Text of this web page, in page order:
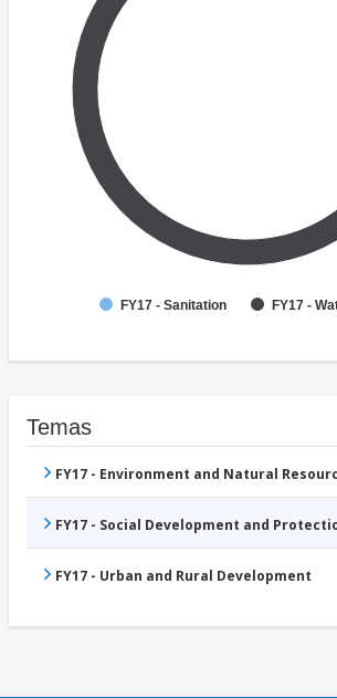
FY17 - Sanitation FY17 -
Temas
FY17 - Environment and Natural
FY17 - Social Development and
FY17 - Urban and Rural Development